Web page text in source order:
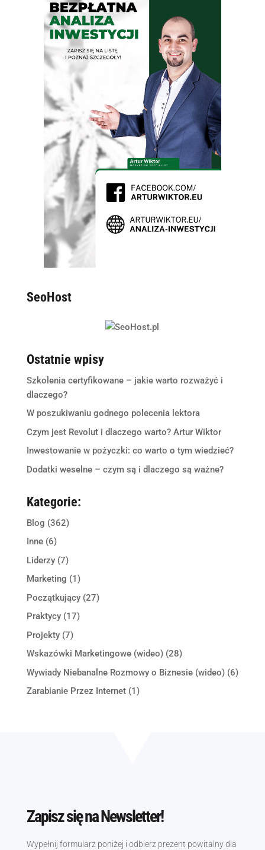
SeoHost
Ostatnie wpisy
Szkolenia certyfikowane – jakie warto rozważyć i
dlaczego?
W poszukiwaniu godnego polecenia lektora
Czym jest Revolut i dlaczego warto? Artur Wiktor
Inwestowanie w pożyczki: co warto o tym wiedzieć?
Dodatki weselne – czym są i dlaczego są ważne?
Kategorie:
Blog (362)
Inne(6)
Liderzy(7)
Marketing (1)
Początkujący(27)
Praktycy(17)
Projekty(7)
Wskazówki Marketingowe (wideo)(28)
Wywiady Niebanalne Rozmowy o Biznesie (wideo)(6)
Zarabianie Przez Internet(1)
Zapisz się na Newsletter!
Wypełnij formularz poniżej i odbierz prezent powitalny dla